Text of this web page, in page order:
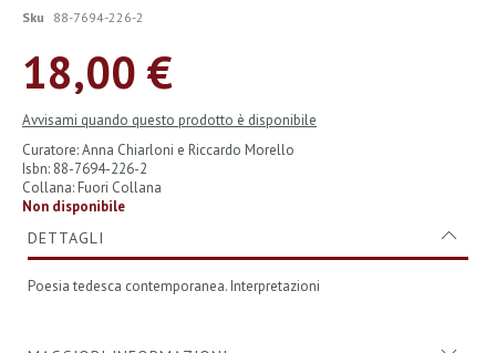
di
Sku 88-7694-226-2
18,00 €
Avvisami quando questo prodotto è disponibile
Curatore: Anna Chiarloni e Riccardo Morello
Isbn: 88-7694-226-2
Collana: Fuori Collana
Non disponibile
DETTAGLI
Poesia tedesca contemporanea. Interpretazioni